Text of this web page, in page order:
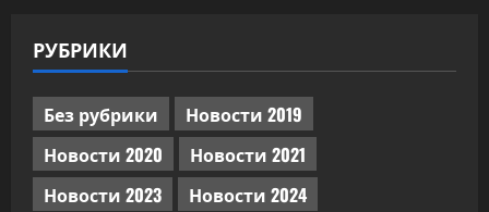
РУБРИКИ
Без рубрики
Новости 2019
Новости 2020
Новости 2021
Новости 2023
Новости 2024